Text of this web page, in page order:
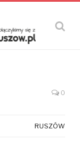
0
RUSZÓW